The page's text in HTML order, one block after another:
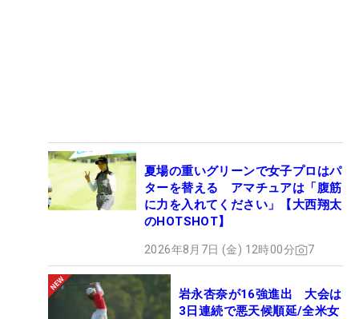
夏場の重いグリーンで女子プロはパ
ターを替える アマチュアは「腹筋
に力を入れてください」【大西翔太
のHOTSHOT】
2026年8月7日 (金) 12時00分 7
岩永杏奈が16強進出 大会は
3日連続で悪天候順延/全米女